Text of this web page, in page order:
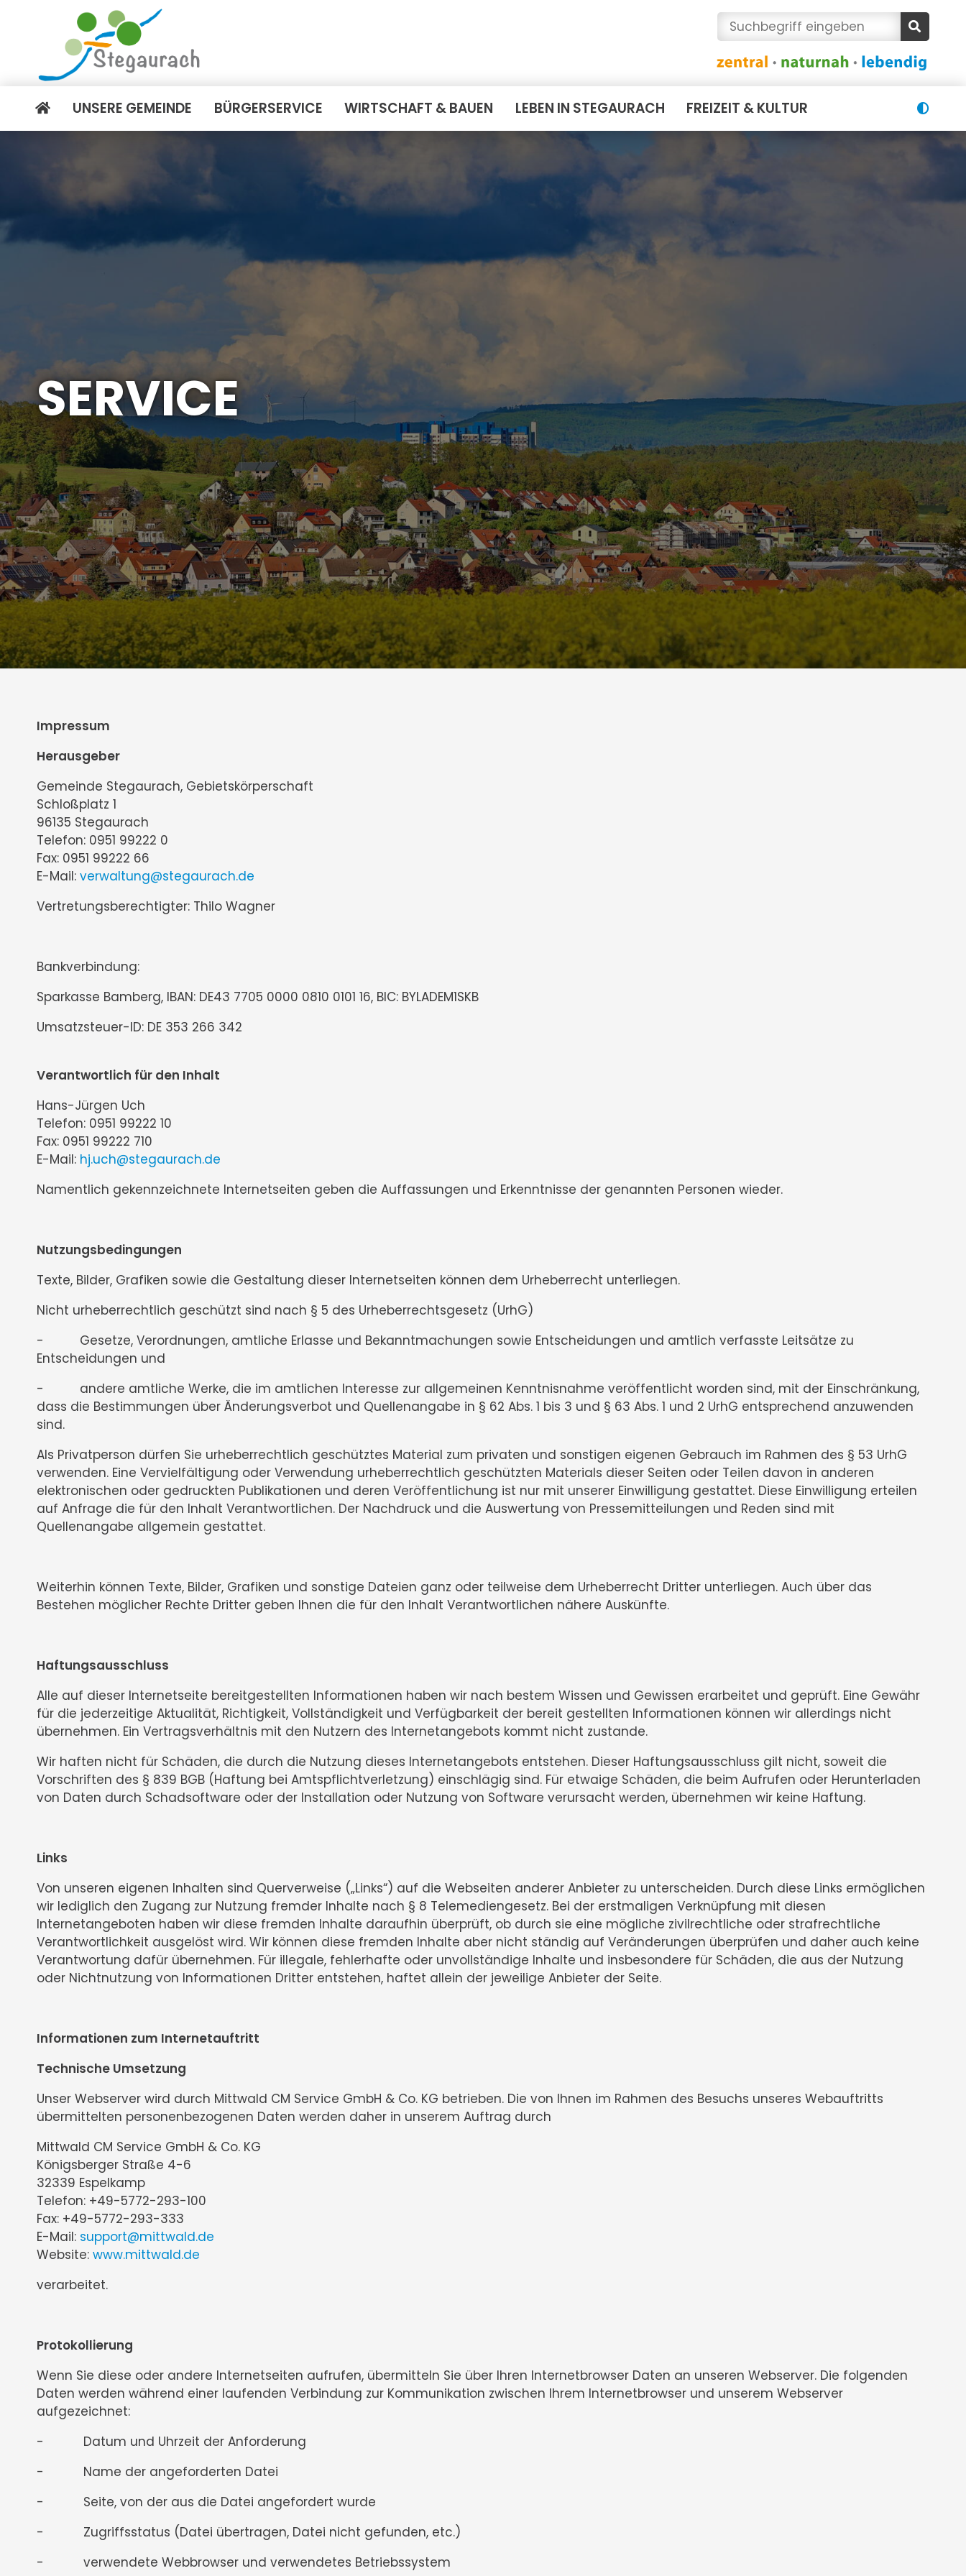
UNSERE GEMEINDE BÜRGERSERVICE WIRTSCHAFT & BAUEN LEBEN IN STEGAURACH FREIZEIT & KULTUR
SERVICE
Impressum
Herausgeber
Gemeinde Stegaurach, Gebietskörperschaft
Schloßplatz 1
96135 Stegaurach
Telefon: 0951 99222 0
Fax: 0951 99222 66
E-Mail:verwaltung@stegaurach.de
Vertretungsberechtigter: Thilo Wagner
Bankverbindung:
Sparkasse Bamberg, IBAN: DE43 7705 0000 0810 0101 16, BIC: BYLADEM1SKB
Umsatzsteuer-ID: DE 353 266 342
Verantwortlich für den Inhalt
Hans-Jürgen Uch
Telefon: 0951 99222 10
Fax: 0951 99222 710
E-Mail: hj.uch@stegaurach.de
Namentlich gekennzeichnete Internetseiten geben die Auffassungen und Erkenntnisse der genannten Personen wieder.
Nutzungsbedingungen
Texte, Bilder, Grafiken sowie die Gestaltung dieser Internetseiten können dem Urheberrecht unterliegen.
Nicht urheberrechtlich geschützt sind nach § 5 des Urheberrechtsgesetz (UrhG)
- Gesetze, Verordnungen, amtliche Erlasse und Bekanntmachungen sowie Entscheidungen und amtlich verfasste Leitsätze zu
Entscheidungen und
- andere amtliche Werke, die im amtlichen Interesse zur allgemeinen Kenntnisnahme veröffentlicht worden sind, mit der Einschränkung,
dass die Bestimmungen über Änderungsverbot und Quellenangabe in § 62 Abs. 1 bis 3 und § 63 Abs. 1 und 2 UrhG entsprechend anzuwenden
sind.
Als Privatperson dürfen Sie urheberrechtlich geschütztes Material zum privaten und sonstigen eigenen Gebrauch im Rahmen des § 53 UrhG
verwenden. Eine Vervielfältigung oder Verwendung urheberrechtlich geschützten Materials dieser Seiten oder Teilen davon in anderen
elektronischen oder gedruckten Publikationen und deren Veröffentlichung ist nur mit unserer Einwilligung gestattet. Diese Einwilligung erteilen
auf Anfrage die für den Inhalt Verantwortlichen. Der Nachdruck und die Auswertung von Pressemitteilungen und Reden sind mit
Quellenangabe allgemein gestattet.
Weiterhin können Texte, Bilder, Grafiken und sonstige Dateien ganz oder teilweise dem Urheberrecht Dritter unterliegen. Auch über das
Bestehen möglicher Rechte Dritter geben Ihnen die für den Inhalt Verantwortlichen nähere Auskünfte.
Haftungsausschluss
Alle auf dieser Internetseite bereitgestellten Informationen haben wir nach bestem Wissen und Gewissen erarbeitet und geprüft. Eine Gewähr
für die jederzeitige Aktualität, Richtigkeit, Vollständigkeit und Verfügbarkeit der bereit gestellten Informationen können wir allerdings nicht
übernehmen. Ein Vertragsverhältnis mit den Nutzern des Internetangebots kommt nicht zustande.
Wir haften nicht für Schäden, die durch die Nutzung dieses Internetangebots entstehen. Dieser Haftungsausschluss gilt nicht, soweit die
Vorschriften des § 839 BGB (Haftung bei Amtspflichtverletzung) einschlägig sind. Für etwaige Schäden, die beim Aufrufen oder Herunterladen
von Daten durch Schadsoftware oder der Installation oder Nutzung von Software verursacht werden, übernehmen wir keine Haftung.
Links
Von unseren eigenen Inhalten sind Querverweise („Links“) auf die Webseiten anderer Anbieter zu unterscheiden. Durch diese Links ermöglichen
wir lediglich den Zugang zur Nutzung fremder Inhalte nach § 8 Telemediengesetz. Bei der erstmaligen Verknüpfung mit diesen
Internetangeboten haben wir diese fremden Inhalte daraufhin überprüft, ob durch sie eine mögliche zivilrechtliche oder strafrechtliche
Verantwortlichkeit ausgelöst wird. Wir können diese fremden Inhalte aber nicht ständig auf Veränderungen überprüfen und daher auch keine
Verantwortung dafür übernehmen. Für illegale, fehlerhafte oder unvollständige Inhalte und insbesondere für Schäden, die aus der Nutzung
oder Nichtnutzung von Informationen Dritter entstehen, haftet allein der jeweilige Anbieter der Seite.
Informationen zum Internetauftritt
Technische Umsetzung
Unser Webserver wird durch Mittwald CM Service GmbH & Co. KG betrieben. Die von Ihnen im Rahmen des Besuchs unseres Webauftritts
übermittelten personenbezogenen Daten werden daher in unserem Auftrag durch
Mittwald CM Service GmbH & Co. KG
Königsberger Straße 4-6
32339 Espelkamp
Telefon: +49-5772-293-100
Fax: +49-5772-293-333
E-Mail: support@mittwald.de
Website:www.mittwald.de
verarbeitet.
Protokollierung
Wenn Sie diese oder andere Internetseiten aufrufen, übermitteln Sie über Ihren Internetbrowser Daten an unseren Webserver. Die folgenden
Daten werden während einer laufenden Verbindung zur Kommunikation zwischen Ihrem Internetbrowser und unserem Webserver
aufgezeichnet:
- Datum und Uhrzeit der Anforderung
- Name der angeforderten Datei
- Seite, von der aus die Datei angefordert wurde
- Zugriffsstatus (Datei übertragen, Datei nicht gefunden, etc.)
- verwendete Webbrowser und verwendetes Betriebssystem